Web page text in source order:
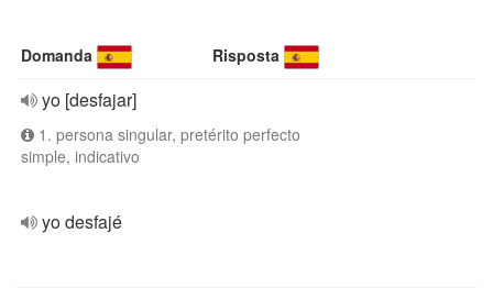
Domanda Risposta
yo [desfajar]
1. persona singular, pretérito perfecto
simple, indicativo
yo desfajé